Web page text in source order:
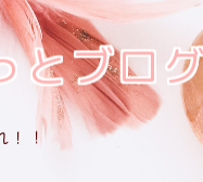
とブロ
！！